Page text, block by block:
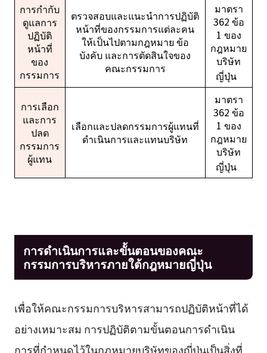
การกำกับ
ดูแลการ
ปฏิบัติ
หน้าที่
ของ
กรรมการ
ตรวจสอบและแนะนำการปฏิบัติ
หน้าที่ของกรรมการแต่ละคน
ให้เป็นไปตามกฎหมาย ข้อ
บังคับ และการตัดสินใจของ
คณะกรรมการ
มาตรา
362 ข้อ
1 ของ
กฎหมาย
บริษัท
ญี่ปุ่น
การเลือก
และการ
ปลด
กรรมการ
ผู้แทน
เลือกและปลดกรรมการผู้แทนที่
ดำเนินการและแทนบริษัท
มาตรา
362 ข้อ
1 ของ
กฎหมาย
บริษัท
ญี่ปุ่น
การดำเนินการและขั้นตอนของคณะ
กรรมการบริหารภายใต้กฎหมายญี่ปุ่น
เพื่อให้คณะกรรมการบริหารสามารถปฏิบัติหน้าที่ได้
อย่างเหมาะสม การปฏิบัติตามขั้นตอนการดำเนิน
การที่กำหนดไว้ในกฎหมายบริษัทของญี่ปุ่นเป็นสิ่งที่